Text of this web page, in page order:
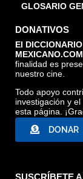
GLOSARIO
DONATIVOS
El
MEXICANO.COM
finalidad es
nuestro cine.
Todo apoyo
investigación y
esta página.
DONAR
SUSCRÍBETE